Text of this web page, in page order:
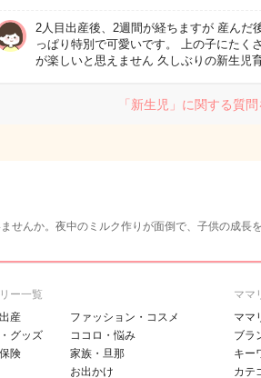
2人目出産後、2週間が経ちますが 産んだ
っぱり特別で可愛いです。 上の子にたく
が楽しいと思えません 久しぶりの新生児
「新生児」に関する質
せんか。夜中のミルク作りが面倒で、子供の成長
ー一覧
産
グッズ
険
ファッション・コスメ
ココロ・悩み
家族・旦那
お出かけ
ママ
ママ
ブラ
キー
カテ